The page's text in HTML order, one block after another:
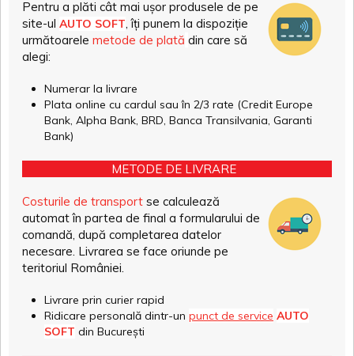
Pentru a plăti cât mai ușor produsele de pe
site-ul AUTO SOFT, îți punem la dispoziție
următoarele metode de plată din care să
alegi:
Numerar la livrare
Plata online cu cardul sau în 2/3 rate (Credit Europe
Bank, Alpha Bank, BRD, Banca Transilvania, Garanti
Bank)
METODE DE LIVRARE
Costurile de transport se calculează
automat în partea de final a formularului de
comandă, după completarea datelor
necesare. Livrarea se face oriunde pe
teritoriul României.
Livrare prin curier rapid
Ridicare personală dintr-un punct de service AUTO
SOFT din București